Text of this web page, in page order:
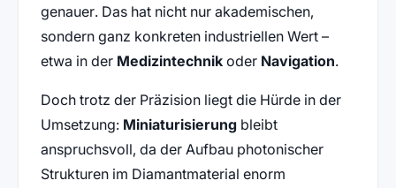
genauer. Das hat nicht nur akademischen,
sondern ganz konkreten industriellen Wert –
etwa in der Medizintechnikoder Navigation.
Doch trotz der Präzision liegt die Hürde in der
Umsetzung: Miniaturisierungbleibt
anspruchsvoll, da der Aufbau photonischer
Strukturen im Diamantmaterial enorm